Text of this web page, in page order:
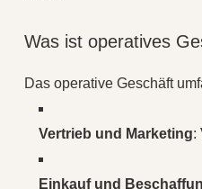
Was ist operatives
Das operative Geschäft
Vertrieb und Marketing:
Einkauf und